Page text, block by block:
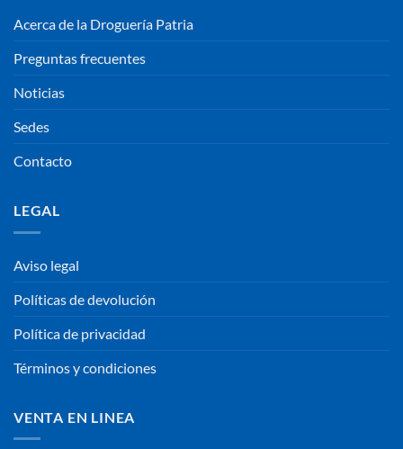
Acerca de la Droguería Patria
Preguntas frecuentes
Noticias
Sedes
Contacto
LEGAL
Aviso legal
Políticas de devolución
Política de privacidad
Términos y condiciones
VENTA EN LINEA